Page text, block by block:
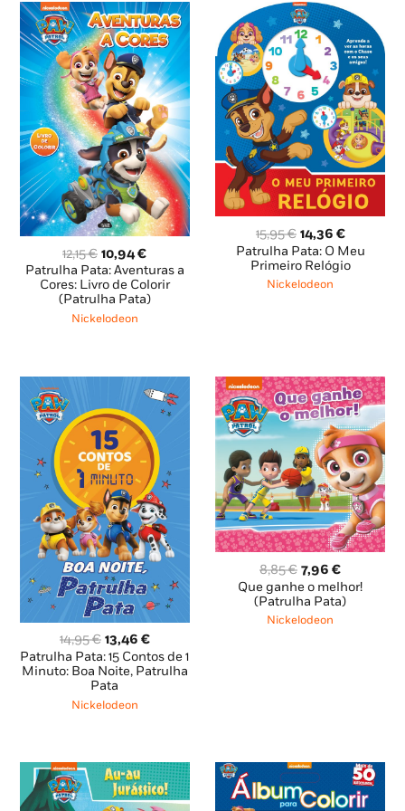
12,15€ O
preço
original
era:
12,15 €.
10,94€O
preço
atual
é:
Patrulha Pata: Aventuras a
Cores: Livro de Colorir
(Patrulha Pata)
Nickelodeon
15,95€ O
preço
original
era:
14,36 €O
preço
atual
Patrulha Pata: O Meu
Primeiro Relógio
Nickelodeon
14,95€ O
preço
original
era:
14,95 €.
13,46 €O
preço
atual
Patrulha Pata: 15 Contos de 1
Minuto: Boa Noite, Patrulha
Pata
Nickelodeon
8,85€ O
preço
original
era:
7,96€O
preço
atual
Que ganhe o melhor!
(Patrulha Pata)
Nickelodeon